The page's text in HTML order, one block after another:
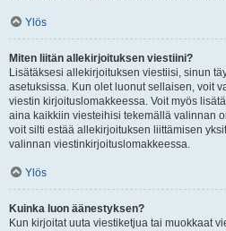
Ylös
Miten liitän allekirjoituksen viestiini?
Lisätäksesi allekirjoituksen viestiisi, sinun
asetuksissa. Kun olet luonut sellaisen, voit
viestin kirjoituslomakkeessa. Voit myös
aina kaikkiin viesteihisi tekemällä valinnan
voit silti estää allekirjoituksen liittämisen
valinnan viestinkirjoituslomakkeessa.
Ylös
Kuinka luon äänestyksen?
Kun kirjoitat uuta viestiketjua tai muokkaat